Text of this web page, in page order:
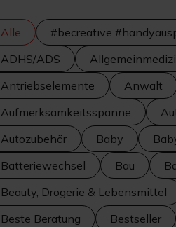
Alle #becreative
ADHS/ADS
Antriebselemente
Anwalt
Aufmerksamkeitsspanne
Autozubehör
Baby
Batteriewechsel
Bau
Beauty, Drogerie & Lebensmittel
Beste Beratung
Bestseller